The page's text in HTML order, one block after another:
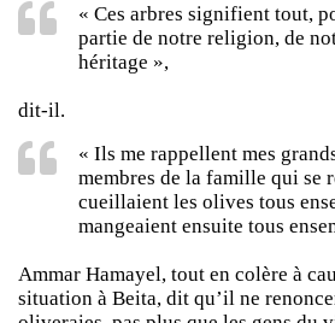
« Ces arbres signifient tout,
partie de notre religion, de
héritage »,
dit-il.
« Ils me rappellent mes
membres de la famille qui se
cueillaient les olives tous
mangeaient ensuite tous
Ammar Hamayel, tout en colère à
situation à Beita, dit qu’il ne